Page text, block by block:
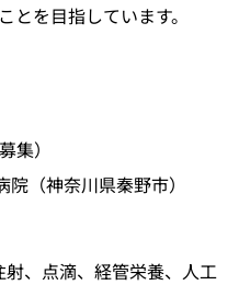
を目指しています。
集）
（神奈川県秦野市）
、点滴、経管栄養、人工